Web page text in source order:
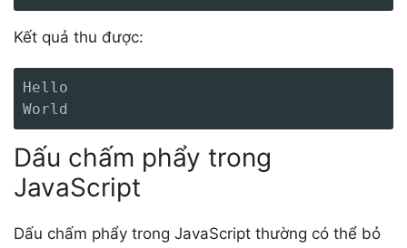
Kết quả thu được:
Hello
World
Dấu chấm phẩy trong
JavaScript
Dấu chấm phẩy trong JavaScript thường có thể bỏ